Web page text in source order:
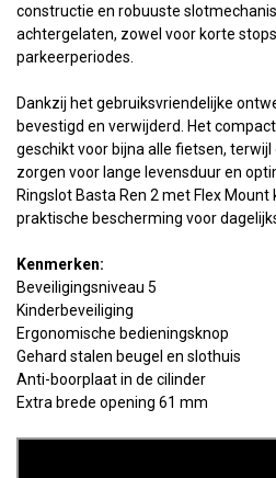
constructie en robuuste
achtergelaten, zowel voor korte
parkeerperiodes.
Dankzij het gebruiksvriendelijke
bevestigd en verwijderd. Het
geschikt voor bijna alle fietsen,
zorgen voor lange levensduur en
Ringslot Basta Ren 2 met Flex
praktische bescherming voor
Kenmerken:
Beveiligingsniveau 5
Kinderbeveiliging
Ergonomische bedieningsknop
Gehard stalen beugel en slothuis
Anti-boorplaat in de cilinder
Extra brede opening 61 mm